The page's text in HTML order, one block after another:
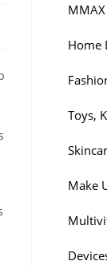
Home
Toys,
Make